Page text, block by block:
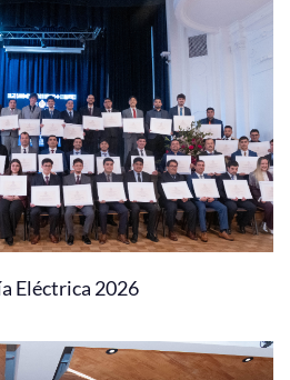
Eléctrica 2026